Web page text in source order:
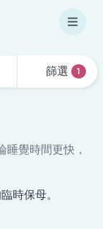
篩選 1
覺時間更快，
時保母。